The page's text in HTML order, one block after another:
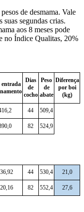
de desmama. Vale
segundas crias.
aos 8 meses pode
no Índice Qualitas, 20%
entrada
Dias
de
cocho
Peso
de
abate
Diferença
por boi
(kg)
44 509,4
82 524,9
44 530,4 21,0
82 552,4 27,6